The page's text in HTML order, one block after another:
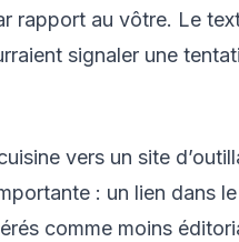
rapport au vôtre. Le
signaler une
vers un site
: un lien dans
comme moins